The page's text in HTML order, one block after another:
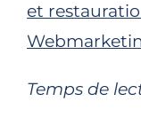
et
Temps de